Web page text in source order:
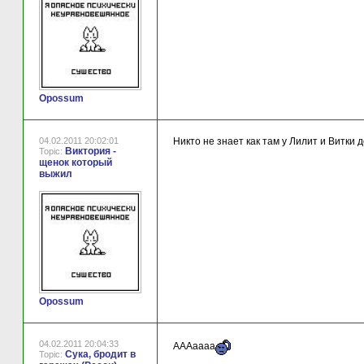
Opossum
04.02.2011 20:02:01
Topic: Виктория -
щенок который
выжил
Opossum
Никто не знает как там у Лилит и Витки
04.02.2011 20:04:33
Topic: Сука, бродит в
АААаааа